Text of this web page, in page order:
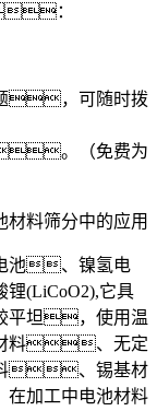
：
题，可随时拨
。（免费为
料筛分中的应用
、镍氢电
(LiCoO2),它具
平坦，使用温
料、无定
、锡基材
加工中电池材料